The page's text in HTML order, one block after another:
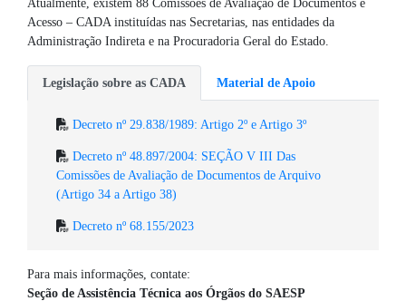
Atualmente, existem 88 Comissões de Avaliação de Documentos e
Acesso – CADA instituídas nas Secretarias, nas entidades da
Administração Indireta e na Procuradoria Geral do Estado.
Legislação sobre as CADA Material de Apoio
Decreto nº 29.838/1989: Artigo 2º e Artigo 3º
Decreto nº 48.897/2004: SEÇÃO V III Das
Comissões de Avaliação de Documentos de Arquivo
(Artigo 34 a Artigo 38)
Decreto nº 68.155/2023
Para mais informações, contate:
Seção de Assistência Técnica aos Órgãos do SAESP